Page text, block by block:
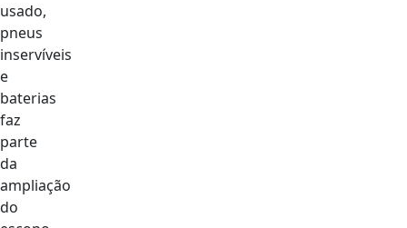
usado,
pneus
inservíveis
e
baterias
faz
parte
da
ampliação
do